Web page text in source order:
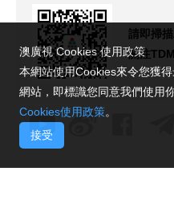
請即掃
關注
澳廣視 Cookies 使用政策
本網站使用Cookies來令您獲
網站，即標識您同意我們使用
Cookies使用政策。
接受